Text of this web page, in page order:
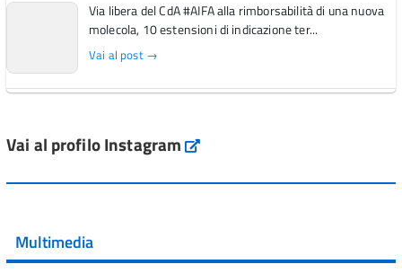
Via libera del CdA #AIFA alla rimborsabilità di una nuova
molecola, 10 estensioni di indicazione ter...
Vai al post →
Vai al post →
Vai al post →
Vai al profilo Instagram Instagram
Multimedia